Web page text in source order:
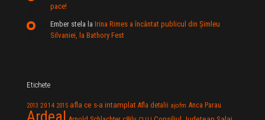
pace!
Ember stela la Irina Rimes a încântat publicul din Şimleu
Silvaniei, la Bathory Fest
Etichete
2013 2014 2015 afla ce s-a intamplat Afla detalii ajofm Anca Parau
Ardeal